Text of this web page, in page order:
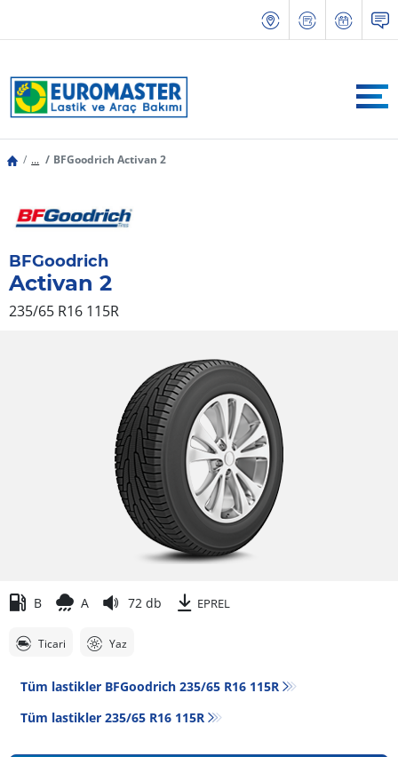
... BFGoodrich Activan 2
BFGoodrich
Activan 2
235/65 R16 115R
B A 72 db EPREL
Ticari Yaz
Tüm lastikler BFGoodrich 235/65 R16 115R
Tüm lastikler‎ 235/65 R16 115R